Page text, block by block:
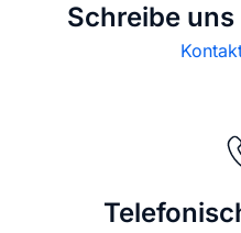
Schreibe